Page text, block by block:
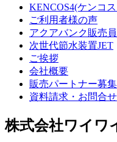
KENCOS4(ケンコ
ご利用者様の声
アクアバンク販売
次世代節水装置JET
ご挨拶
会社概要
販売パートナー募集
資料請求・お問合せ
株式会社ワイワ